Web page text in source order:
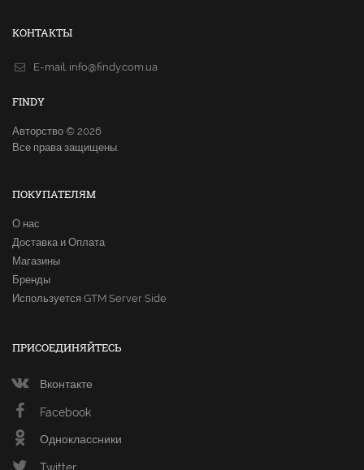
КОНТАКТЫ
E-mail. info@findy.com.ua
FINDY
Авторство © 2026
Все права защищены.
ПОКУПАТЕЛЯМ
О нас
Доставка и Оплата
Магазины
Бренды
Используется GTM Server Side
ПРИСОЕДИНЯЙТЕСЬ
Вконтакте
Facebook
Одноклассники